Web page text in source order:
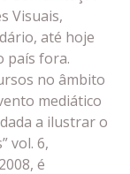
Visuais,
até hoje
país fora.
no âmbito
mediático
a ilustrar o
vol. 6,
é